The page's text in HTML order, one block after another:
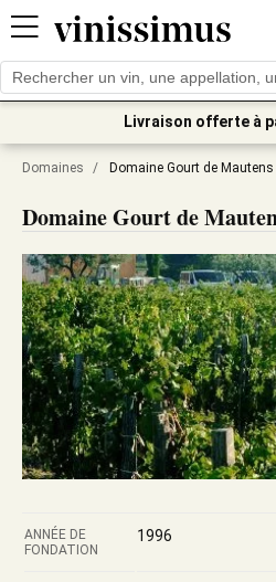
Livraison offerte à
Domaines / Domaine Gourt de Mautens
Domaine Gourt de
ANNÉE DE
FONDATION
1996